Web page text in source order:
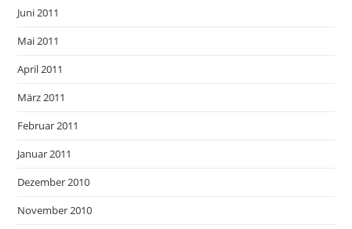
Juni 2011
Mai 2011
April 2011
März 2011
Februar 2011
Januar 2011
Dezember 2010
November 2010